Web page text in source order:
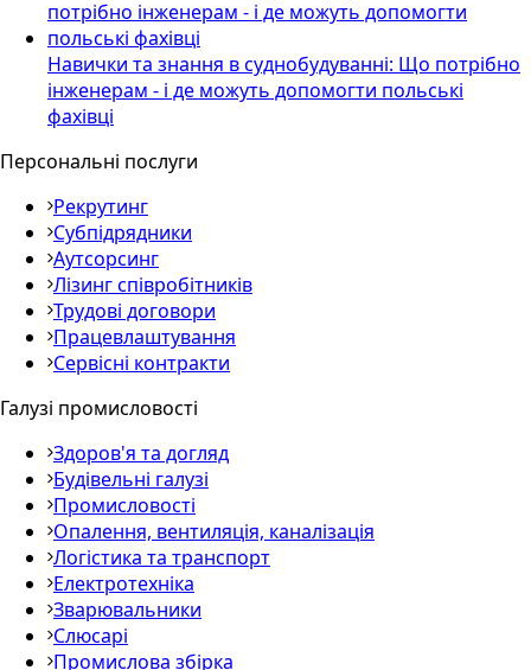
Навички та знання в суднобудуванні: Що потрібно
інженерам - і де можуть допомогти польські
фахівці
Персональні послуги
Рекрутинг
Субпідрядники
Аутсорсинг
Лізинг співробітників
Трудові договори
Працевлаштування
Сервісні контракти
Галузі промисловості
Здоров'я та догляд
Будівельні галузі
Промисловості
Опалення, вентиляція, каналізація
Логістика та транспорт
Електротехніка
Зварювальники
Слюсарі
Промислова збірка